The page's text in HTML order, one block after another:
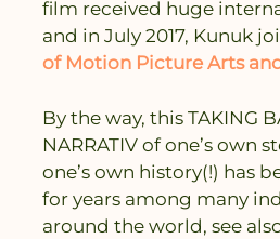
film received huge
and in July 2017, Kunuk
of Motion Picture Arts
By the way, this TAKING
NARRATIV of one’s own
one’s own history(!) has
for years among many
around the world, see